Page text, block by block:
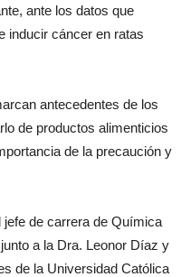
ante los datos que
inducir cáncer en ratas
antecedentes de los
de productos alimenticios
de la precaución y
jefe de carrera de Química
a la Dra. Leonor Díaz y
de la Universidad Católica